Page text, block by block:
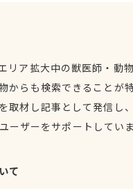
リア拡大中の獣医師・動
からも検索できることが
取材し記事として発信し
ーザーをサポートしてい
て